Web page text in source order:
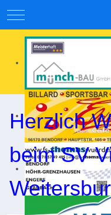
Mobile Menu Toggle
Herzlich
beim SV